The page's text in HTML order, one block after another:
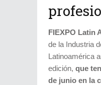
FIEXPO Latin
de la Industria
Latinoamérica
edición, que
de junio en la